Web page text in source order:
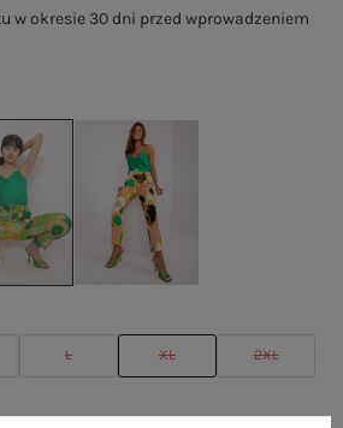
L XL 2XL
w okresie 30 dni przed wprowadzeniem